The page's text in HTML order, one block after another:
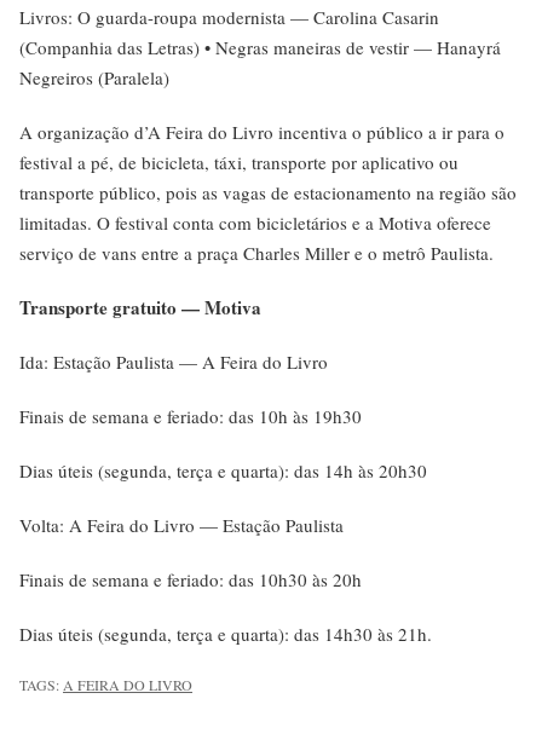
Livros: O guarda-roupa modernista — Carolina Casarin
(Companhia das Letras) • Negras maneiras de vestir — Hanayrá
Negreiros (Paralela)
A organização d’A Feira do Livro incentiva o público a ir para o
festival a pé, de bicicleta, táxi, transporte por aplicativo ou
transporte público, pois as vagas de estacionamento na região são
limitadas. O festival conta com bicicletários e a Motiva oferece
serviço de vans entre a praça Charles Miller e o metrô Paulista.
Transporte gratuito — Motiva
Ida: Estação Paulista — A Feira do Livro
Finais de semana e feriado: das 10h às 19h30
Dias úteis (segunda, terça e quarta): das 14h às 20h30
Volta: A Feira do Livro — Estação Paulista
Finais de semana e feriado: das 10h30 às 20h
Dias úteis (segunda, terça e quarta): das 14h30 às 21h.
TAGS: A FEIRA DO LIVRO